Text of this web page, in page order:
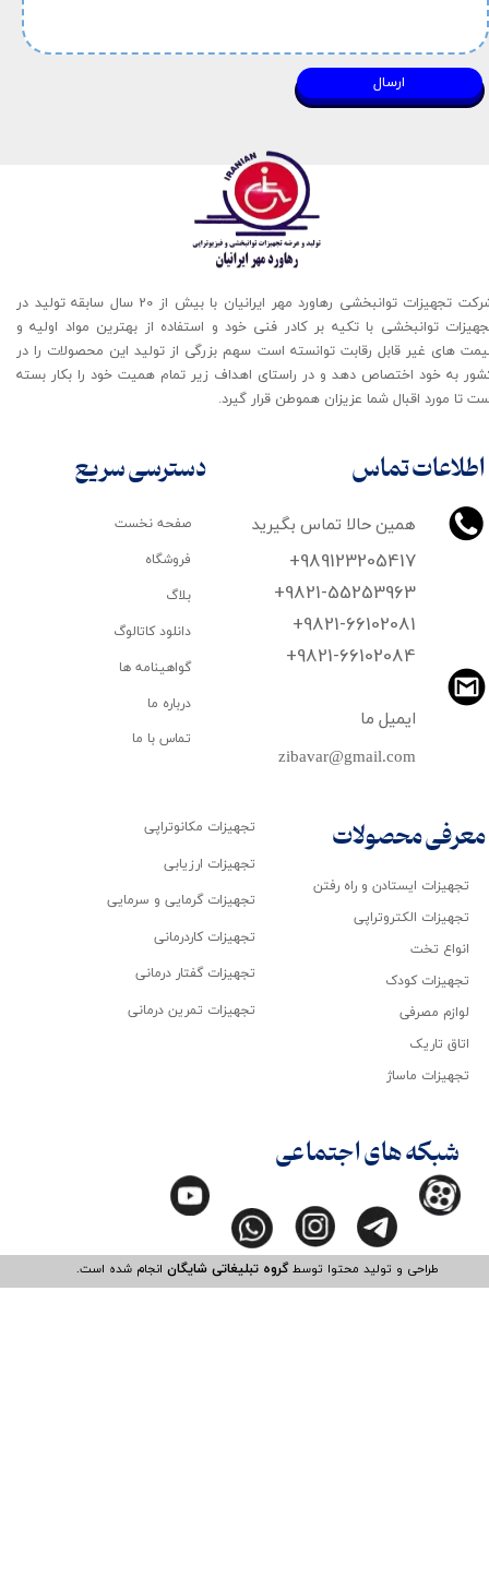
★★
ارسال
اطلاعات تماس
همین حالا تماس بگیرید
+989123205417
+9821-55253963
+9821-66102081
​​​​​​​+9821-66102084
zibavar@gmail.com
ایمیل ما
شرکت تجهیزات توانبخشی رهاورد مهر ایرانیان با بیش از 20 سال سابقه تولید در
توانبخشی با تکیه بر کادر فنی خود و استفاده از بهترین مواد اولیه و
های غیر قابل رقابت توانسته است سهم بزرگی از تولید این محصولات را در
به خود اختصاص دهد و در راستای اهداف زیر تمام همیت خود را بکار بسته
تا مورد اقبال شما عزیزان هموطن قرار گیرد​​​​​​​.
طراحی و تولید محتوا توسطگروه تبلیغاتی شایگانانجام شده است.​​​​​​​
تجهیزات ایستادن و راه رفتن
تجهیزات الکتروتراپی
انواع تخت
تجهیزات کودک
لوازم مصرفی
اتاق تاریک
تجهیزات ماساژ
صفحه نخست
فروشگاه
بلاگ
دانلود کاتالوگ
گواهینامه ها
درباره ما
تماس با ما
تجهیزات مکانوتراپی
تجهیزات ارزیابی
تجهیزات گرمایی و سرمایی
تجهیزات کاردرمانی
تجهیزات گفتار درمانی
تجهیزات تمرین درمانی
دسترسی سریع
معرفی محصولات
شبکه های اجتماعی